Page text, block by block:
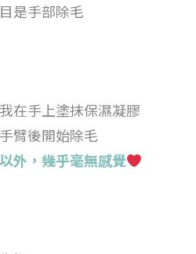
是手部除毛
在手上塗抹保濕凝膠
臂後開始除毛
外，幾乎毫無感覺